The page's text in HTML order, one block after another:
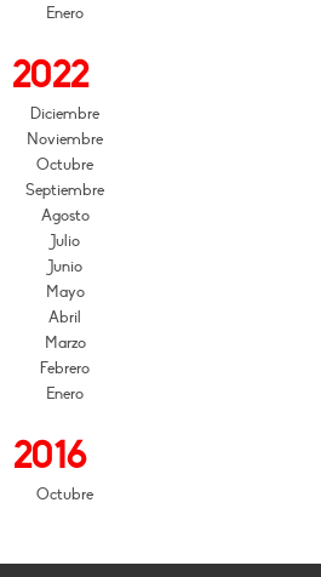
Enero
2022
Diciembre
Noviembre
Octubre
Septiembre
Agosto
Julio
Junio
Mayo
Abril
Marzo
Febrero
Enero
2016
Octubre